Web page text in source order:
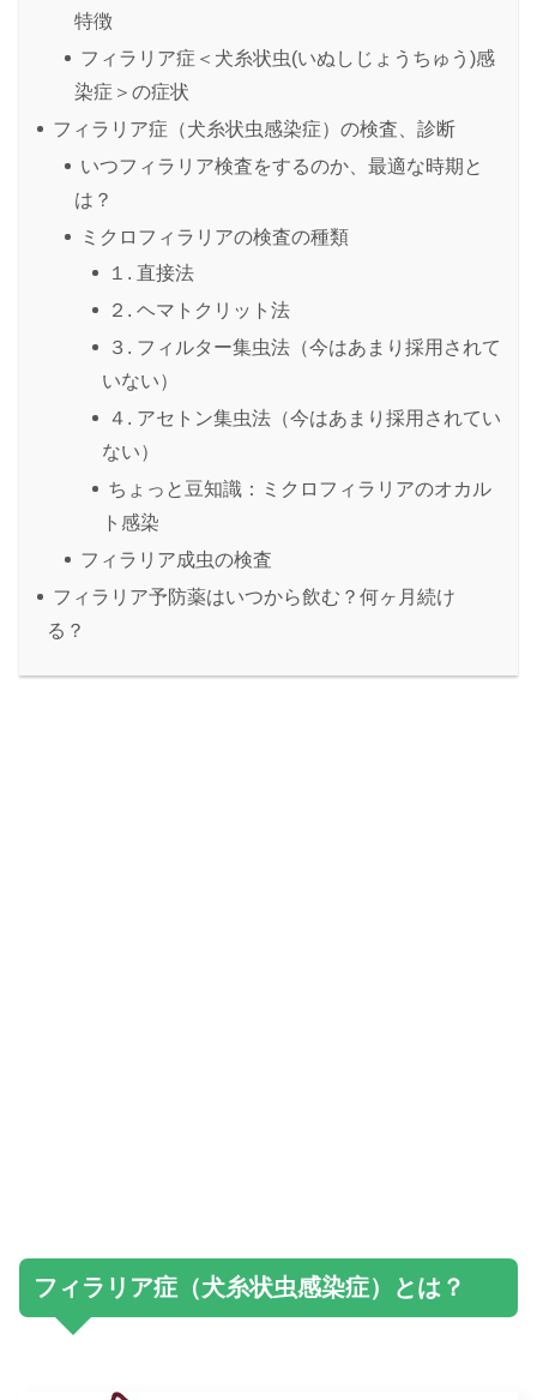
特徴
フィラリア症＜犬糸状虫(いぬしじょうちゅう)感
染症＞の症状
フィラリア症（犬糸状虫感染症）の検査、診断
いつフィラリア検査をするのか、最適な時期と
は？
ミクロフィラリアの検査の種類
１. 直接法
２. ヘマトクリット法
３. フィルター集虫法（今はあまり採用されて
いない）
４. アセトン集虫法（今はあまり採用されてい
ない）
ちょっと豆知識：ミクロフィラリアのオカル
ト感染
フィラリア成虫の検査
フィラリア予防薬はいつから飲む？何ヶ月続け
る？
フィラリア症（犬糸状虫感染症）とは？